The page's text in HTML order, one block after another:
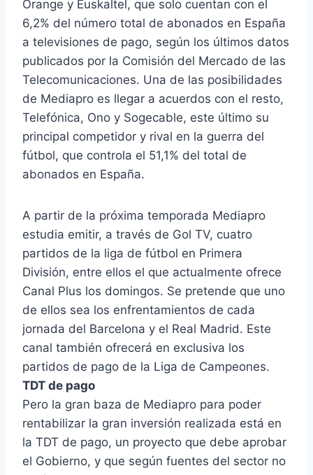
Orange y Euskaltel, que solo cuentan con el
6,2% del número total de abonados en España
a televisiones de pago, según los últimos datos
publicados por la Comisión del Mercado de las
Telecomunicaciones. Una de las posibilidades
de Mediapro es llegar a acuerdos con el resto,
Telefónica, Ono y Sogecable, este último su
principal competidor y rival en la guerra del
fútbol, que controla el 51,1% del total de
abonados en España.
A partir de la próxima temporada Mediapro
estudia emitir, a través de Gol TV, cuatro
partidos de la liga de fútbol en Primera
División, entre ellos el que actualmente ofrece
Canal Plus los domingos. Se pretende que uno
de ellos sea los enfrentamientos de cada
jornada del Barcelona y el Real Madrid. Este
canal también ofrecerá en exclusiva los
partidos de pago de la Liga de Campeones.
TDT de pago
Pero la gran baza de Mediapro para poder
rentabilizar la gran inversión realizada está en
la TDT de pago, un proyecto que debe aprobar
el Gobierno, y que según fuentes del sector no